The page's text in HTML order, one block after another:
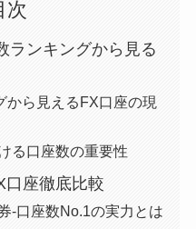
次
ランキングから見る
から見えるFX口座の現
る口座数の重要性
口座徹底比較
-口座数No.1の実力とは